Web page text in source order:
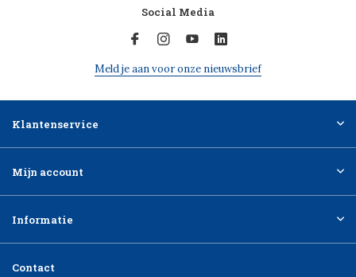
Social Media
Meld je aan voor onze nieuwsbrief
Klantenservice
Mijn account
Informatie
Contact